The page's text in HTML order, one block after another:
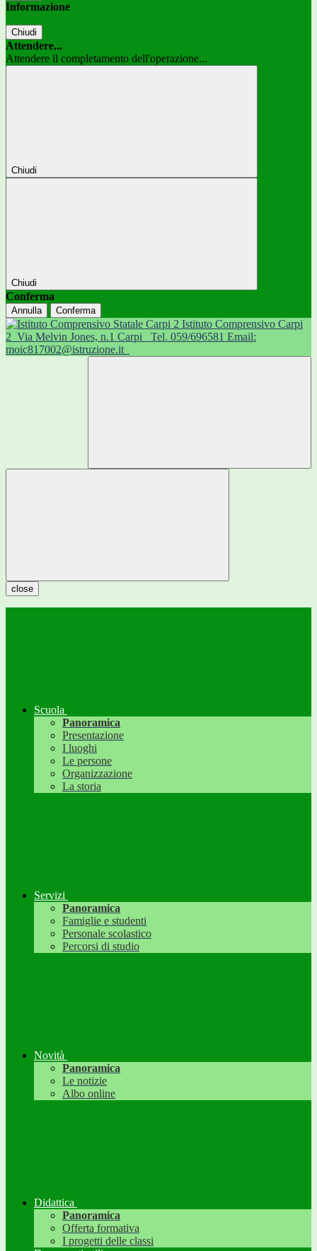
Informazione
Chiudi
Attendere...
Attendere il completamento dell'operazione...
Chiudi
Chiudi
Conferma
Annulla Conferma
Istituto Comprensivo Carpi
2 Via Melvin Jones, n.1 Carpi
Tel. 059/696581 Email:
moic817002@istruzione.it
close
Scuola
Panoramica
Presentazione
I luoghi
Le persone
Organizzazione
La storia
Servizi
Panoramica
Famiglie e studenti
Personale scolastico
Percorsi di studio
Novità
Panoramica
Le notizie
Albo online
Didattica
Panoramica
Offerta formativa
I progetti delle classi